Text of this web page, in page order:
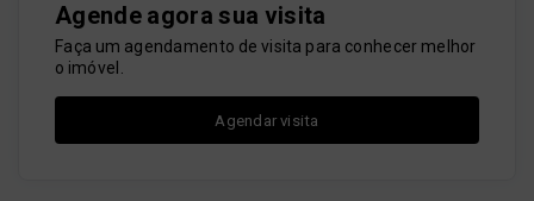
Agende agora sua visita
Faça um agendamento de visita para conhecer melhor
o imóvel.
Agendar visita